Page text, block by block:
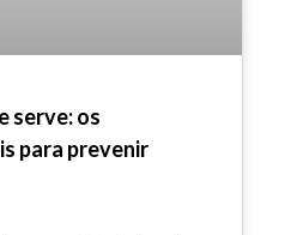
serve: os
para prevenir